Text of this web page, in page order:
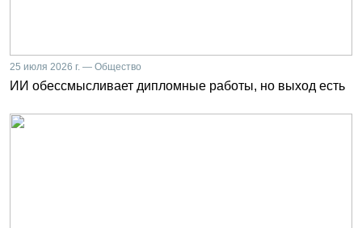
25 июля 2026 г. — Общество
ИИ обессмысливает дипломные работы, но выход есть